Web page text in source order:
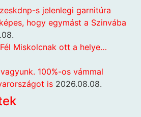
s jelenlegi garnitúra
hogy egymást a Szinvába
Miskolcnak ott a helye…
100%-os vámmal
is 2026.08.08.